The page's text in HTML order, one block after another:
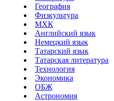
География
Физкультура
МХК
Английский язык
Немецкий язык
Татарский язык
Татарская литература
Технология
Экономика
ОБЖ
Астрономия